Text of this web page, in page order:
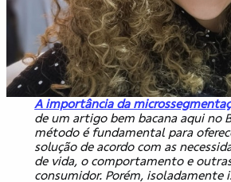
A importância da
de um artigo bem bacana aqui no
método é fundamental para
solução de acordo com as
de vida, o comportamento e
consumidor. Porém, isoladamente